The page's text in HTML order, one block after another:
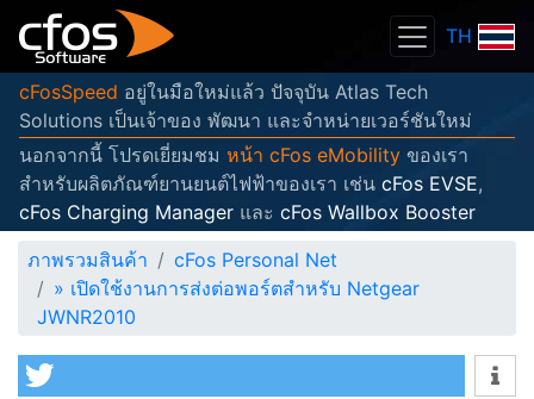
TH
cFosSpeed อยู่ในมือใหม่แล้ว ปัจจุบัน Atlas Tech
Solutions เป็นเจ้าของ พัฒนา และจำหน่ายเวอร์ชันใหม่
นอกจากนี้ โปรดเยี่ยมชม หน้า cFos eMobility ของเรา
สำหรับผลิตภัณฑ์ยานยนต์ไฟฟ้าของเรา เช่น cFos EVSE,
cFos Charging Manager และ cFos Wallbox Booster
ภาพรวมสินค้า
cFos Personal Net
» เปิดใช้งานการส่งต่อพอร์ตสำหรับ Netgear
JWNR2010